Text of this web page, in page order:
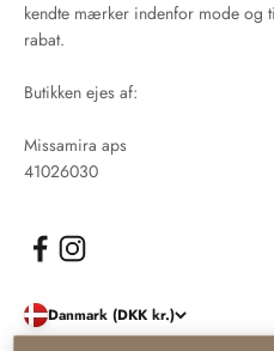
kendte mærker indenfor mode og
rabat.
Butikken ejes af:
Missamira aps
41026030
Danmark (DKK kr.)